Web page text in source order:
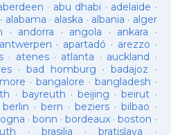
· abu dhabi · adelaide ·
· alabama · alaska · albania · alger
· andorra · angola · ankara ·
antwerpen · apartadó · arezzo ·
· atenes· atlanta · auckland ·
·bad homburg ·badajoz ·
·bangalore · bangladesh ·
· bayreuth ·beijing ·beirut ·
berlin ·bern ·beziers ·bilbao ·
·bonn ·bordeaux ·boston ·
·brasilia ·bratislava ·